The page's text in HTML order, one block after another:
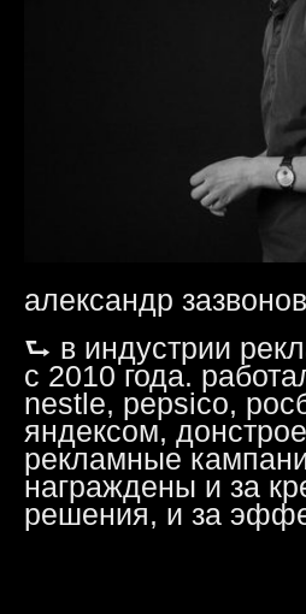
александр зазвонов
⮑ в индустрии
с 2010 года.
nestle, pepsico,
яндексом,
рекламные
награждены и за
решения, и за